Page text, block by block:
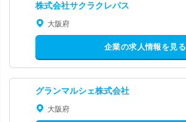
株式会社サクラクレパス
大阪府
企業の求人情報を見る
グランマルシェ株式会社
大阪府